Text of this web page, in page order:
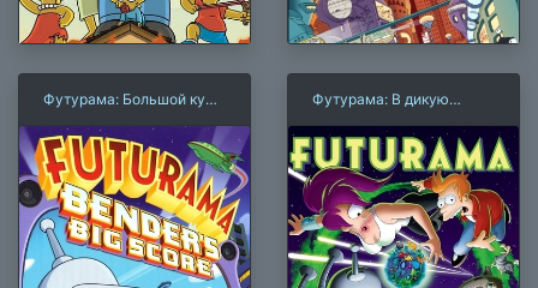
Футурама: Большой куш
Футурама: В дикую